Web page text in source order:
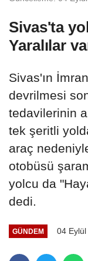
Sivas'ta
Yaralılar
Sivas'ın
devrilmesi
tedavilerinin
tek şeritli
araç
otobüsü
yolcu da
dedi.
GÜNDEM 04